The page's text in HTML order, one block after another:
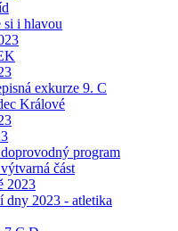
i hlavou
exkurze 9. C
Králové
program
část
2023
dny 2023 - atletika